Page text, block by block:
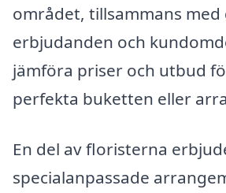
området, tillsammans med
erbjudanden och
jämföra priser och utbud
perfekta buketten eller
En del av floristerna
specialanpassade